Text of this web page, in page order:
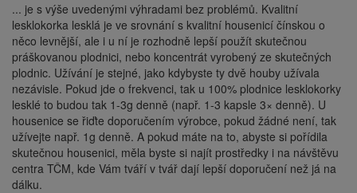
... je s výše uvedenými výhradami bez problémů. Kvalitní
lesklokorka lesklá je ve srovnání s kvalitní housenicí čínskou o
něco levnější, ale i u ní je rozhodně lepší použít skutečnou
práškovanou plodnici, nebo koncentrát vyrobený ze skutečných
plodnic. Užívání je stejné, jako kdybyste ty dvě houby užívala
nezávisle. Pokud jde o frekvenci, tak u 100% plodnice lesklokorky
lesklé to budou tak 1-3g denně (např. 1-3 kapsle 3× denně). U
housenice se řiďte doporučením výrobce, pokud žádné není, tak
užívejte např. 1g denně. A pokud máte na to, abyste si pořídila
skutečnou housenici, měla byste si najít prostředky i na návštěvu
centra TČM, kde Vám tváří v tvář dají lepší doporučení než já na
dálku.